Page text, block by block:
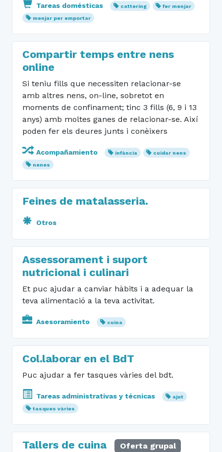
Tareas domésticas cattering
fer menjar
menjar per emportar
Compartir temps entre nens
online
Si teniu fills que necessiten relacionar-se
amb altres nens, on-line, sobretot en
moments de confinament; tinc 3 fills (6, 9 i 13
anys) amb moltes ganes de relacionar-se. Així
poden fer els deures junts i conèixers
Acompañamiento infància
cuidar nens
nenes
Feines de matalasseria.
Otros
Assessorament i suport
nutricional i culinari
Et puc ajudar a canviar hàbits i a adequar la
teva alimentació a la teva activitat.
Asesoramiento cuina
Col.laborar en el BdT
Puc ajudar a fer tasques vàries del bdt.
Tareas administrativas y técnicas
ajut
tasques vàries
Tallers de cuina Oferta grupal